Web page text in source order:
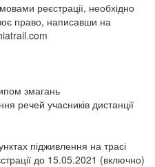
реєстрації, необхідно
право, написавши на
змагань
речей учасників дистанції
підживлення на трасі
до 15.05.2021 (включно)